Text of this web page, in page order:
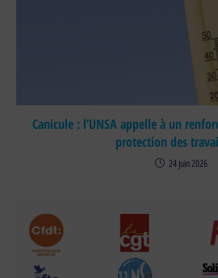
Canicule : l’UNSA appelle à un
protection des
24 juin 2026